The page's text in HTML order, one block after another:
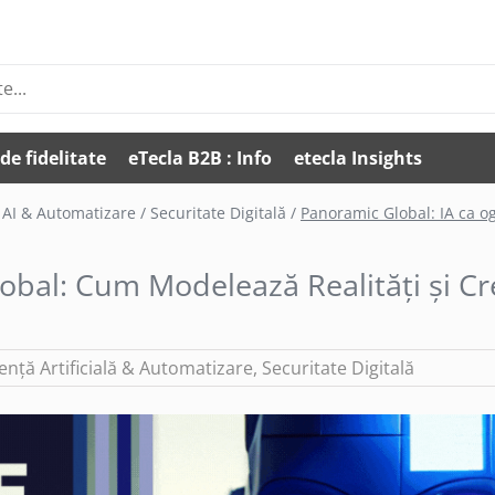
fidelitate eTecla B2B : Info etecla Insights
AI & Automatizare / Securitate Digitală / Panoramic Global: IA ca
Cum Modelează Realități și
Artificială & Automatizare, Securitate Digitală